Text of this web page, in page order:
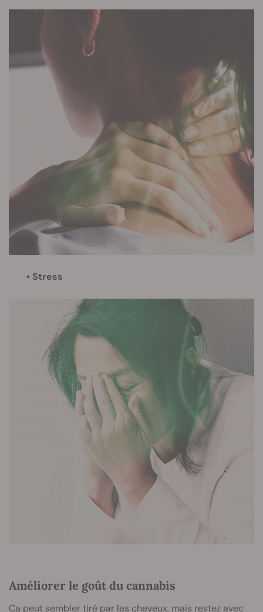
• Stress
Améliorer le goût du cannabis
Ça peut sembler tiré par les cheveux, mais restez avec